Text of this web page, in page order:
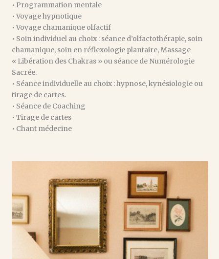
• Programmation mentale
• Voyage hypnotique
• Voyage chamanique olfactif
• Soin individuel au choix : séance d’olfactothérapie, soin
chamanique, soin en réflexologie plantaire, Massage
« Libération des Chakras » ou séance de Numérologie
Sacrée.
• Séance individuelle au choix : hypnose, kynésiologie ou
tirage de cartes.
• Séance de Coaching
• Tirage de cartes
• Chant médecine